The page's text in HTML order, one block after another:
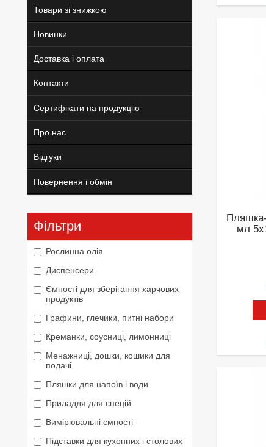
мл
Товари зі знижкою
Новинки
Доставка і оплата
Контакти
Сертифікати на продукцію
Про нас
Відгуки
Повернення і обмін
Фільтри
Рослинна олія
Диспенсери
Ємності для зберігання харчових
продуктів
Графини, глечики, питні набори
Креманки, соусниці, лимонниці
Менажниці, дошки, кошики для
подачі
Пляшки для напоїв і води
Приладдя для спецій
Вимірювальні ємності
Підставки для кухонних і столових